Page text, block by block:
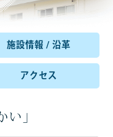
施設情報 / 沿革
アクセス
」